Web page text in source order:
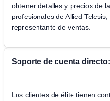
obtener detalles y precios de
profesionales de Allied
representante de ventas.
Soporte de cuenta directo:
Los clientes de élite tienen